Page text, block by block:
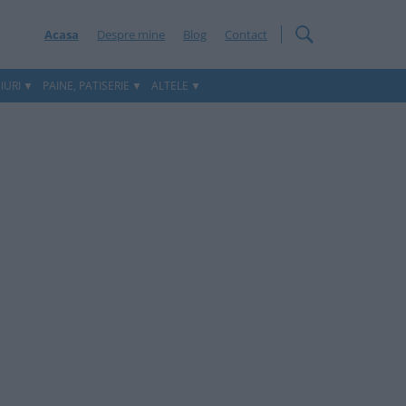
Acasa Despre mine Blog Contact
PAINE, PATISERIE ALTELE